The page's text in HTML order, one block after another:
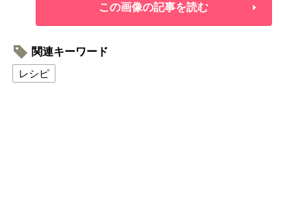
この画像の記事を読む
関連キーワード
レシピ